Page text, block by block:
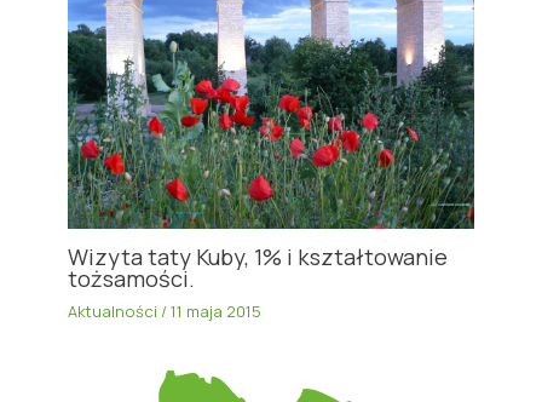
Wizyta taty Kuby, 1% i kształtowanie
tożsamości.
Aktualności /11 maja 2015